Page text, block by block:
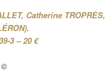
Catherine TROPRÈS,
3 – 20 €
©